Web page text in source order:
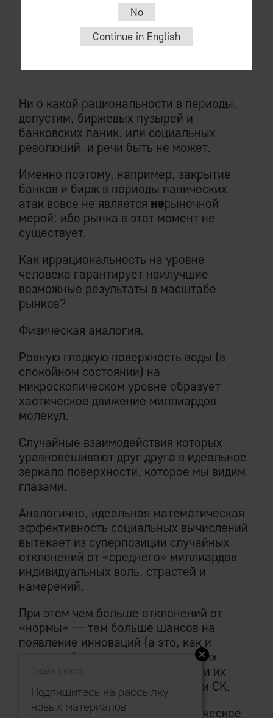
Будьте в курсе
Подпишитесь на рассылку
новых материалов
общем случае
Скорее речь надо вести о принятии
Ни о какой рациональности в периоды,
допустим, биржевых пузырей и
банковских паник, или социальных
революций, и речи быть не может.
Именно поэтому, например, закрытие
банков и бирж в периоды панических
атак вовсе не является нерыночной
мерой: ибо рынка в этот момент не
существует.
Как иррациональность на уровне
человека гарантирует наилучшие
возможные результаты в масштабе
рынков?
Физическая аналогия.
Ровную гладкую поверхность воды (в
спокойном состоянии) на
микроскопическом уровне образует
хаотическое движение миллиардов
молекул.
Случайные взаимодействия которых
уравновешивают друг друга в идеальное
зеркало поверхности, которое мы видим
глазами.
Аналогично, идеальная математическая
эффективность социальных вычислений
вытекает из суперпозиции случайных
отклонений от «среднего» миллиардов
индивидуальных воль, страстей и
намерений.
При этом чем больше отклонений от
«нормы» — тем больше шансов на
появление инноваций (а это, как и
выдающийся предпринимательских
успех, в основном случайность), и их
последующую репликацию внутри СК.
Предыдущий абзац — кибернетическое
No
Continue in English